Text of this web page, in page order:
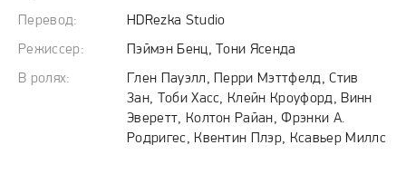
Перевод:
HDRezka Studio
Режиссер:
Пэймэн Бенц, Тони Ясенда
В ролях:
Глен Пауэлл, Перри Мэттфелд, Стив
Зан, Тоби Хасс, Клейн Кроуфорд, Винн
Эверетт, Колтон Райан, Фрэнки А.
Родригес, Квентин Плэр, Ксавьер Миллс